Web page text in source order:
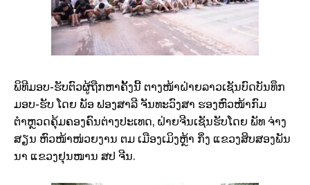
ພິທີມອບ-ຮັບຕົວຜູ້ຖືກຫາຄັ້ງນີ້ ຕາງໜ້າຝ່າຍລາວເຊັນບົດບັນທຶກ
ມອບ-ຮັບ ໂດຍ ພັອ ຟອງສາລີ ຈັນທະວົງສາ ຮອງຫົວໜ້າກົມ
ຕຳຫຼວດຄຸ້ມຄອງຄົນຕ່າງປະເທດ, ຝ່າຍຈີນເຊັນຮັບໂດຍ ພັທ ຈ່າງ
ສຽນ ຫົວໜ້າໜ່ວຍງານ ຕມ ເມືອງເມິງຫຼ້າ ກິ່ງ ແຂວງສິບສອງພັນ
ນາ ແຂວງຢຸນໜານ ສປ ຈີນ.